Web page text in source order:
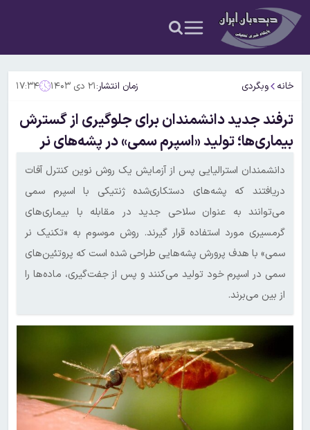
خانه وبگردی زمان انتشار:۲۱ دی ۱۴۰۳ ۱۷:۳۴
ترفند جدید دانشمندان برای جلوگیری از گسترش
بیماری‌ها؛ تولید «اسپرم سمی» در پشه‌های نر
دانشمندان استرالیایی پس از آزمایش یک روش نوین کنترل آفات
دریافتند که پشه‌های دستکاری‌شده ژنتیکی با اسپرم سمی
می‌توانند به عنوان سلاحی جدید در مقابله با بیماری‌های
گرمسیری مورد استفاده قرار گیرند. روش موسوم به «تکنیک نر
سمی» با هدف پرورش پشه‌هایی طراحی شده است که پروتئین‌های
سمی در اسپرم خود تولید می‌کنند و پس از جفت‌گیری، ماده‌ها را
از بین می‌برند.